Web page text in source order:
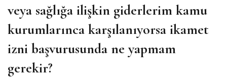
veya sağlığa ilişkin giderlerim kamu
kurumlarınca karşılanıyorsa ikamet
izni başvurusunda ne yapmam
gerekir?